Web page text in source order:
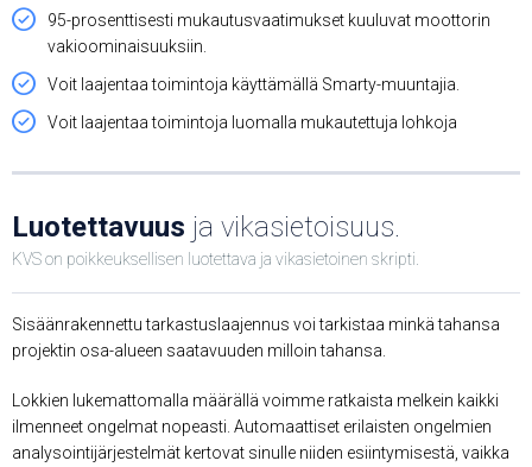
95-prosenttisesti mukautusvaatimukset kuuluvat moottorin
vakioominaisuuksiin.
Voit laajentaa toimintoja käyttämällä Smarty-muuntajia.
Voit laajentaa toimintoja luomalla mukautettuja lohkoja
Luotettavuus ja vikasietoisuus.
KVS on poikkeuksellisen luotettava ja vikasietoinen skripti.
Sisäänrakennettu tarkastuslaajennus voi tarkistaa minkä tahansa
projektin osa-alueen saatavuuden milloin tahansa.
Lokkien lukemattomalla määrällä voimme ratkaista melkein kaikki
ilmenneet ongelmat nopeasti. Automaattiset erilaisten ongelmien
analysointijärjestelmät kertovat sinulle niiden esiintymisestä, vaikka